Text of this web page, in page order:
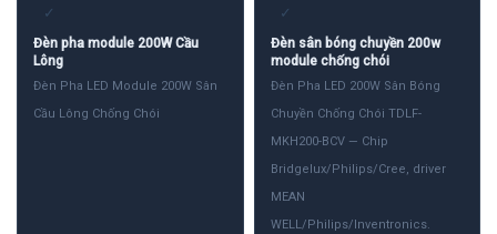
✓
Đèn pha module 200W Cầu
Lông
Đèn Pha LED Module 200W Sân
Cầu Lông Chống Chói
✓
Đèn sân bóng chuyền 200w
module chống chói
Đèn Pha LED 200W Sân Bóng
Chuyền Chống Chói TDLF-
MKH200-BCV — Chip
Bridgelux/Philips/Cree, driver
MEAN
WELL/Philips/Inventronics.